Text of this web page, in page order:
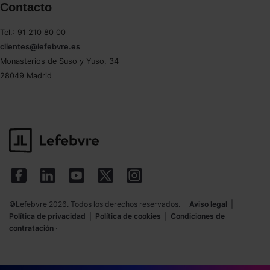
Contacto
Tel.: 91 210 80 00
clientes@lefebvre.es
Monasterios de Suso y Yuso, 34
28049 Madrid
©Lefebvre 2026. Todos los derechos reservados. Aviso legal
Política de privacidad
Política de cookies
Condiciones de
contratación ·